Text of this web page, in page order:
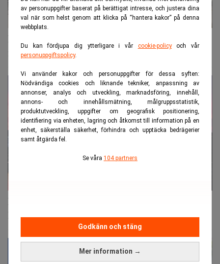
av personuppgifter baserat på berättigat intresse, och justera dina
val när som helst genom att klicka på “hantera kakor” på denna
webbplats.
Du kan fördjupa dig ytterligare i vår cookie-policyoch vår
personuppgiftspolicy.
Vi använder kakor och personuppgifter för dessa syften:
Nödvändiga cookies och liknande tekniker, anpassning av
annonser, analys och utveckling, marknadsföring, innehåll,
annons- och innehållsmätning, målgruppsstatistik,
produktutveckling, uppgifter om geografisk positionering,
identifiering via enheten, lagring och åtkomst till information på en
enhet, säkerställa säkerhet, förhindra och upptäcka bedrägerier
samt åtgärda fel.
Se våra 104 partners
Mer information →
Godkänn och stäng
Bankernas AI-larm: Säljer av miljardskulder
med skräpstatus
Nya hotet mot bankerna stavas AI och inte
kredit